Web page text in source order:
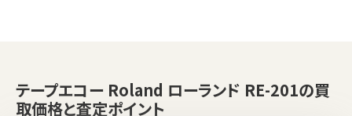
テープエコー Roland ローランド RE-201の買
取価格と査定ポイント